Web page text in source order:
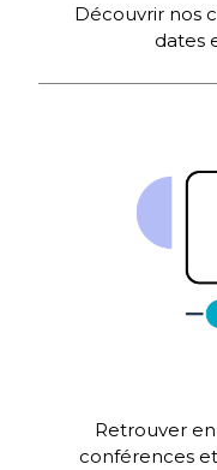
Découvrir nos
dates
Retrouver
conférences